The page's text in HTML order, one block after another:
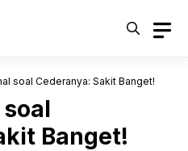
soal Cederanya: Sakit Banget!
Banget!